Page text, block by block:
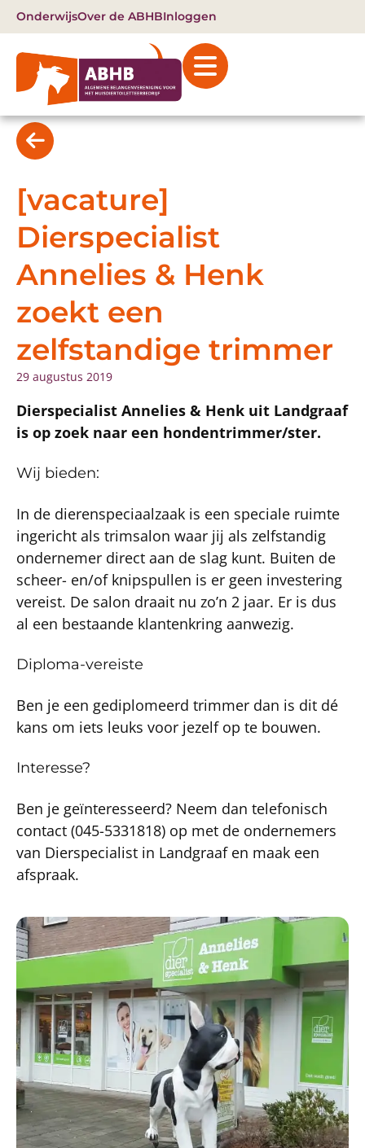
OnderwijsOver de ABHBInloggen
[vacature]
Dierspecialist
Annelies & Henk
zoekt een
zelfstandige trimmer
29 augustus 2019
Dierspecialist Annelies & Henk uit Landgraaf
is op zoek naar een hondentrimmer/ster.
Wij bieden:
In de dierenspeciaalzaak is een speciale ruimte
ingericht als trimsalon waar jij als zelfstandig
ondernemer direct aan de slag kunt. Buiten de
scheer- en/of knipspullen is er geen investering
vereist. De salon draait nu zo’n 2 jaar. Er is dus
al een bestaande klantenkring aanwezig.
Diploma-vereiste
Ben je een gediplomeerd trimmer dan is dit dé
kans om iets leuks voor jezelf op te bouwen.
Interesse?
Ben je geïnteresseerd? Neem dan telefonisch
contact (045-5331818) op met de ondernemers
van Dierspecialist in Landgraaf en maak een
afspraak.